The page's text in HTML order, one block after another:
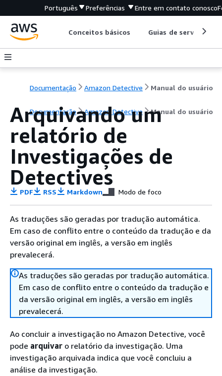
Português Preferências Entre em contato conosco
Conceitos básicos Guias de serviço
Documentação Amazon Detective Manual do usuário
Documentação Amazon Detective Manual do usuário
Arquivando um
relatório de
Investigações de
Detectives
PDF RSS Markdown Modo de foco
As traduções são geradas por tradução automática.
Em caso de conflito entre o conteúdo da tradução e da
versão original em inglês, a versão em inglês
prevalecerá.
As traduções são geradas por tradução automática.
Em caso de conflito entre o conteúdo da tradução e
da versão original em inglês, a versão em inglês
prevalecerá.
Ao concluir a investigação no Amazon Detective, você
pode arquivar o relatório da investigação. Uma
investigação arquivada indica que você concluiu a
análise da investigação.